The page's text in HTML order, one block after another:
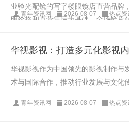
业验光配镜的写字楼眼镜店直营品牌
明价格和直营售后为基础，全场镜片
青年资讯网 2026-08-07 热点资
华视影视：打造多元化影视
华视影视作为中国领先的影视制作与
术与国际合作，推动行业发展与文化
青年资讯网 2026-08-07 热点资